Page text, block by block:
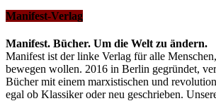
Manifest-Verlag
Manifest. Bücher. Um die Welt zu ändern.
Manifest ist der linke Verlag für alle
bewegen wollen. 2016 in Berlin gegründet,
Bücher mit einem marxistischen und
egal ob Klassiker oder neu geschrieben.